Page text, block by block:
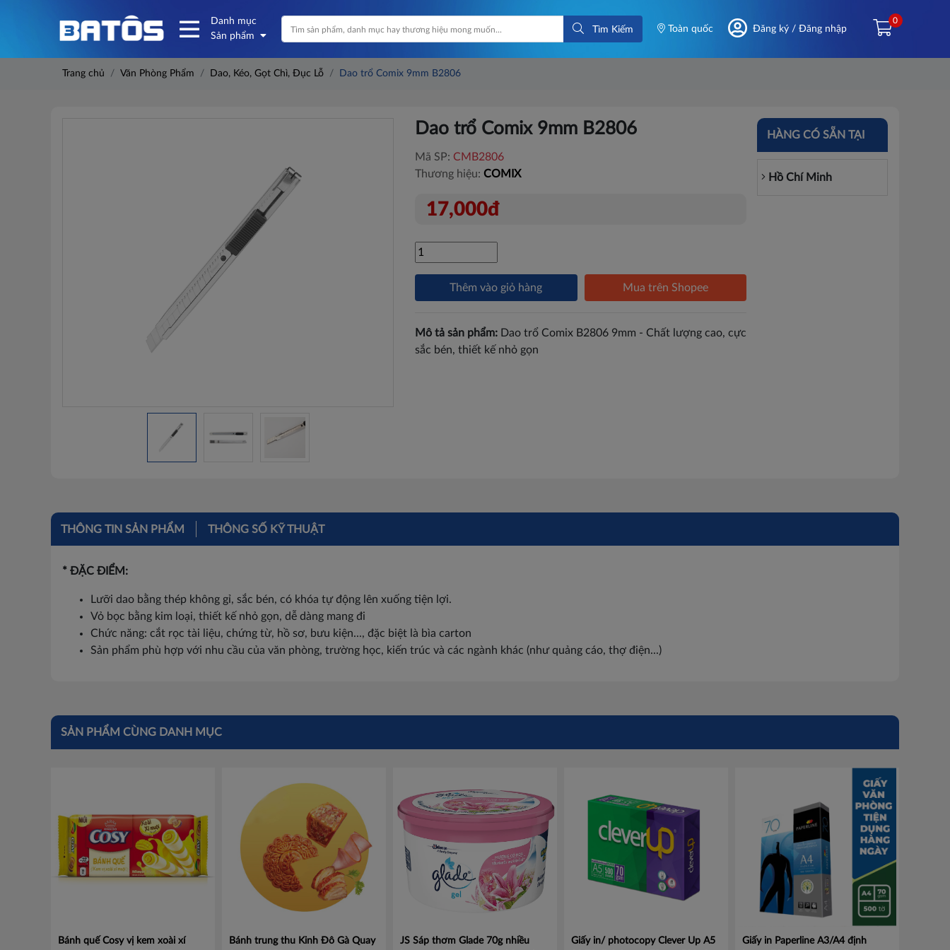
Danh mục
Sản phẩm
Tìm Kiếm Toàn quốc Đăng ký / Đăng nhập
0
Trang chủ Văn Phòng Phẩm Dao, Kéo, Gọt Chì, Đục Lỗ Dao trổ Comix 9mm B2806
Dao trổ Comix 9mm B2806
Mã SP: CMB2806
Thương hiệu:COMIX
17,000đ
Thêm vào giỏ hàng Mua trên Shopee
Mô tả sản phẩm: Dao trổ Comix B2806 9mm - Chất lượng cao, cực
sắc bén, thiết kế nhỏ gọn
HÀNG CÓ SẴN TẠI
Hồ Chí Minh
THÔNG TIN SẢN PHẨM THÔNG SỐ KỸ THUẬT
* ĐẶC ĐIỂM:
Lưỡi dao bằng thép không gỉ, sắc bén, có khóa tự động lên xuống tiện lợi.
Vỏ bọc bằng kim loại, thiết kế nhỏ gọn, dễ dàng mang đi
Chức năng: cắt rọc tài liệu, chứng từ, hồ sơ, bưu kiện..., đặc biệt là bìa carton
Sản phẩm phù hợp với nhu cầu của văn phòng, trường học, kiến trúc và các ngành khác (như quảng cáo, thợ điện...)
SẢN PHẨM CÙNG DANH MỤC
Bánh quế Cosy vị kem xoài xí
Bánh trung thu Kinh Đô Gà Quay
JS Sáp thơm Glade 70g nhiều
Giấy in/ photocopy Clever Up A5
Giấy in Paperline A3/A4 định